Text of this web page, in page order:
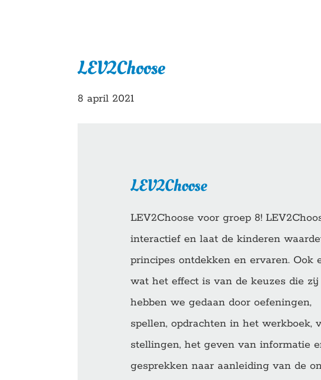
LEV2Choose
8 april 2021
LEV2Choose
LEV2Choose voor groep 8!
interactief en laat de kinderen
principes ontdekken en ervaren. Ook
wat het effect is van de keuzes die
hebben we gedaan door oefeningen,
spellen, opdrachten in het werkboek,
stellingen, het geven van informatie
gesprekken naar aanleiding van de